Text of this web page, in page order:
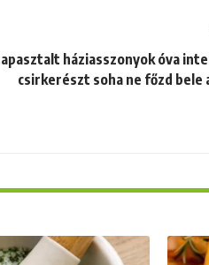
háziasszonyok óva
csirkerészt soha ne főzd bele